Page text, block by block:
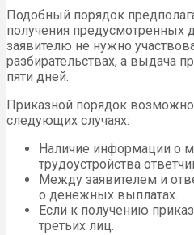
Подобный порядок
получения предусмотренных
заявителю не нужно
разбирательствах, а выдача
пяти дней.
Приказной порядок
следующих случаях:
Наличие информации о
трудоустройства
Между заявителем и
о денежных выплатах.
Если к получению
третьих лиц.